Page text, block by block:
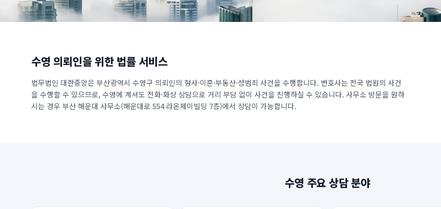
고객후기
수영 의뢰인을 위한 법률 서비스
법무법인 대한중앙은 부산광역시 수영구 의뢰인의 형사·이혼·부동산·성범죄 사건을 수행합니다. 변호사는 전국 법원의 사건
을 수행할 수 있으므로,수영에 계셔도 전화·화상 상담으로 거리 부담 없이 사건을 진행하실 수 있습니다. 사무소 방문을 원하
시는 경우 부산 해운대 사무소(해운대로 554 라온제이빌딩 7층)에서 상담이 가능합니다.
수영 주요 상담 분야